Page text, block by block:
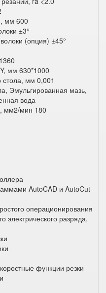
мм 600
±3°
(опция) ±45°
мм 630*1000
мм 0,001
Эмульгированная мазь,
вода
мм2/мин 180
AutoCAD и AutoCut
операционирования
электрического разряда,
функции резки